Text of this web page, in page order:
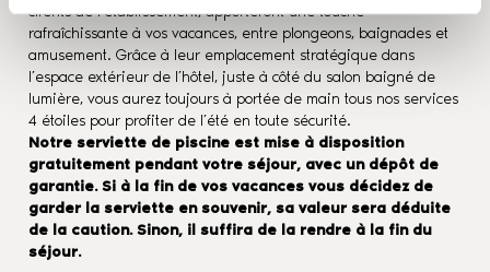
clients de l’établissement, apporteront une touche
rafraîchissante à vos vacances, entre plongeons, baignades et
amusement. Grâce à leur emplacement stratégique dans
l’espace extérieur de l’hôtel, juste à côté du salon baigné de
lumière, vous aurez toujours à portée de main tous nos services
4 étoiles pour profiter de l’été en toute sécurité.
Notre serviette de piscine est mise à disposition
gratuitement pendant votre séjour, avec un dépôt de
garantie. Si à la fin de vos vacances vous décidez de
garder la serviette en souvenir, sa valeur sera déduite
de la caution. Sinon, il suffira de la rendre à la fin du
séjour.